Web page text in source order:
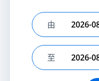
选择开始日期
由
选择结束日期
至